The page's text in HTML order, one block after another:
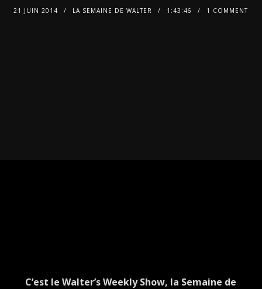
21 JUIN 2014 LA SEMAINE DE WALTER 1:43:46 1 COMMENT
C’est le Walter’s Weekly Show, la Semaine de